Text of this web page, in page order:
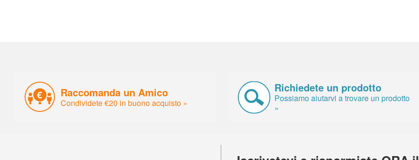
Raccomanda un Amico
Condividete €20 in buono acquisto »
Richiedete un prodotto
Possiamo aiutarvi a trovare un prodotto
»